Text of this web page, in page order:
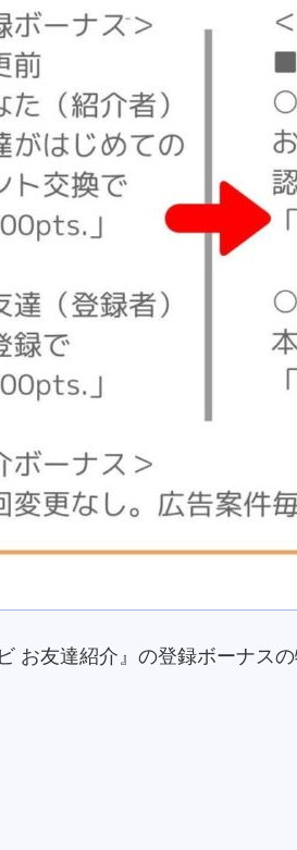
お友達紹介』の登録ボーナス